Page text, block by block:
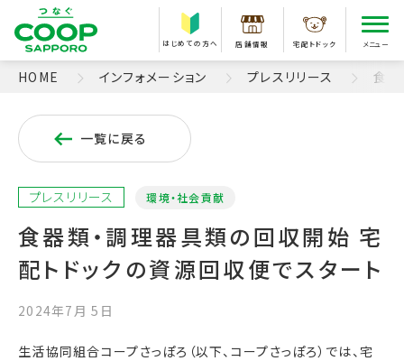
はじめての方へ 店舗情報 宅配トドック メニュー
HOME インフォメーション プレスリリース 食器
一覧に戻る
プレスリリース 環境・社会貢献
食器類・調理器具類の回収開始 宅
配トドックの資源回収便でスタート
2024年7月 5日
生活協同組合コープさっぽろ（以下、コープさっぽろ）では、宅